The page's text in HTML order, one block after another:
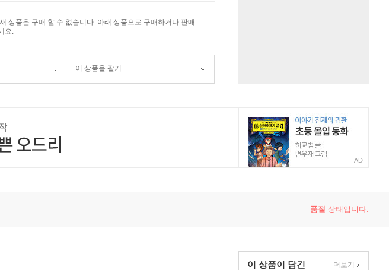
상품은 구매 할 수 없습니다. 아래 상품으로 구매하거나 판매
요.
이 상품을 팔기
AD
품절 상태입니다.
이 상품이 담긴
더보기